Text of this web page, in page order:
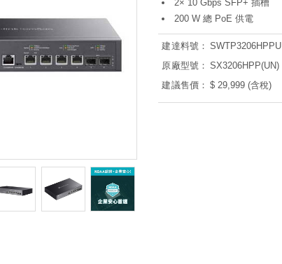
2× 10 Gbps SFP+ 插槽
200 W 總 PoE 供電
建達料號：
原廠型號： SX3206HPP(UN)
建議售價： $ 29,999 (含稅)